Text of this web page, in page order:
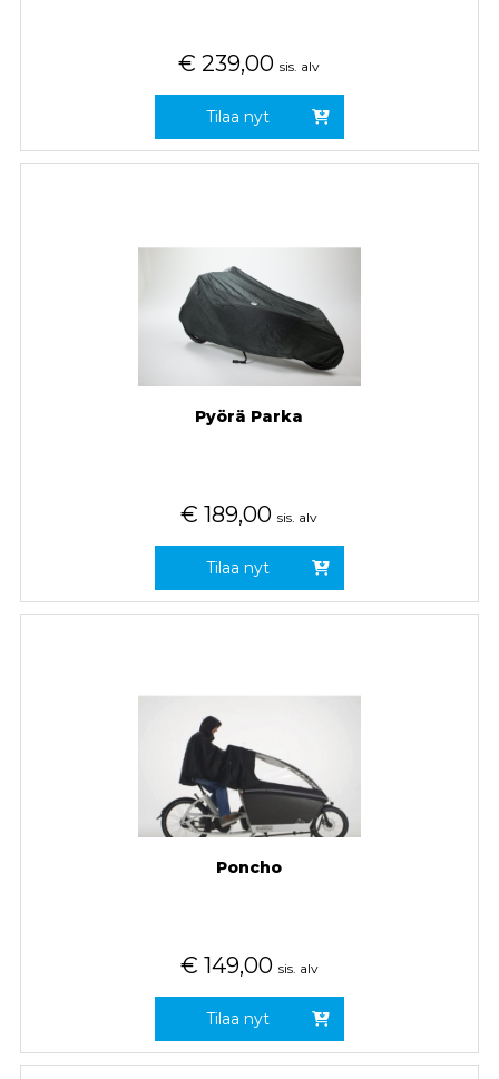
€ 239,00 sis. alv
Tilaa nyt
Pyörä Parka
€ 189,00 sis. alv
Tilaa nyt
Poncho
€ 149,00 sis. alv
Tilaa nyt